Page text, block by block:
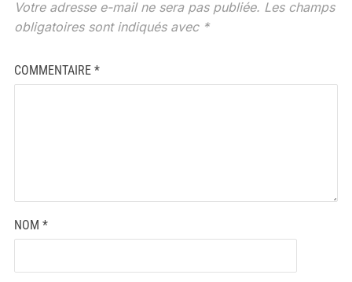
Votre adresse e-mail ne sera pas publiée. Les champs
obligatoires sont indiqués avec *
COMMENTAIRE *
NOM *